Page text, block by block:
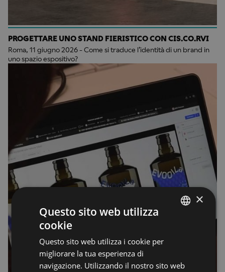
PROGETTARE UNO STAND FIERISTICO CON CIS.CO.RVI
Roma, 11 giugno 2026 - Come si traduce l’identità di un brand in
uno spazio espositivo?
×
Questo sito web utilizza
cookie
Questo sito web utilizza i cookie per
migliorare la tua esperienza di
navigazione. Utilizzando il nostro sito web